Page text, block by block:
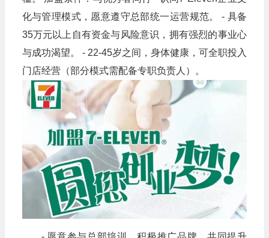
化与管理模式，愿意遵守总部统一运营规范。 - 具备
35万元以上自有资金与风险意识，拥有强烈的事业心
与成功渴望。 - 22-45岁之间，身体健康，可全职投入
门店经营（部分模式需配备专职负责人）。